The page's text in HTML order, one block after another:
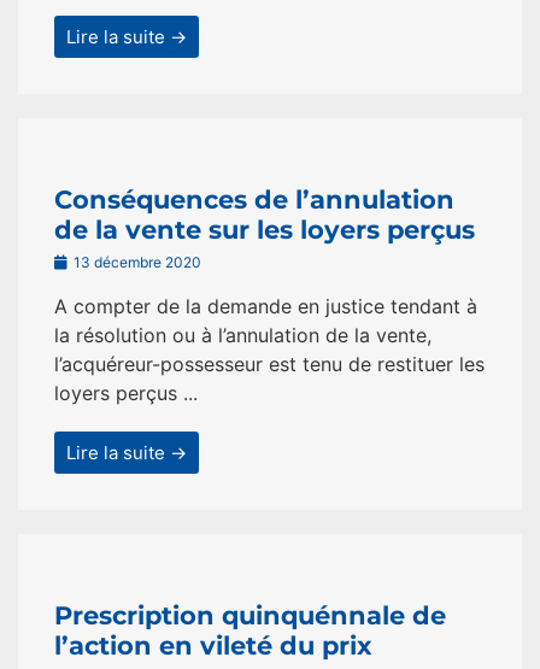
Lire la suite →
Conséquences de l’annulation
de la vente sur les loyers perçus
13 décembre 2020
A compter de la demande en justice tendant à
la résolution ou à l’annulation de la vente,
l’acquéreur-possesseur est tenu de restituer les
loyers perçus ...
Lire la suite →
Prescription quinquénnale de
l’action en vileté du prix